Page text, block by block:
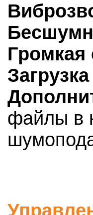
Громкая
файлы в